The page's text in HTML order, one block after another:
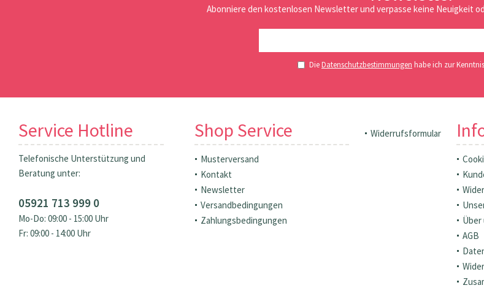
Abonniere den kostenlosen Newsletter und verpasse keine Neuigkeit
DieDatenschutzbestimmungen habe ich zur
Service Hotline
Telefonische Unterstützung und
Beratung unter:
05921 713 999 0
Mo-Do: 09:00 - 15:00 Uhr
Fr: 09:00 - 14:00 Uhr
Shop Service
Musterversand
Kontakt
Newsletter
Versandbedingungen
Zahlungsbedingungen
Widerrufsformular
Über
AGB